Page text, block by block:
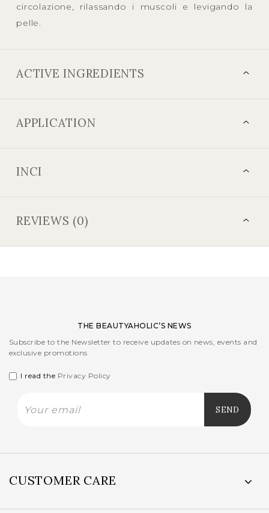
circolazione, rilassando i muscoli e levigando la
pelle.
ACTIVE INGREDIENTS
APPLICATION
INCI
REVIEWS (0)
THE BEAUTYAHOLIC’S NEWS
Subscribe to the Newsletter to receive updates on news, events and
exclusive promotions
I read the Privacy Policy
CUSTOMER CARE